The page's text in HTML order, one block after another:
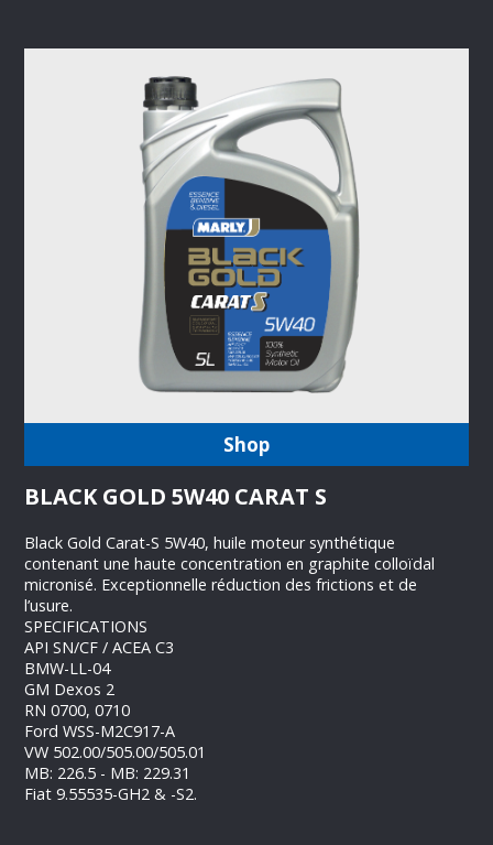
Shop
BLACK GOLD 5W40 CARAT S
Black Gold Carat-S 5W40, huile moteur synthétique
contenant une haute concentration en graphite colloïdal
micronisé. Exceptionnelle réduction des frictions et de
l’usure.
SPECIFICATIONS
API SN/CF / ACEA C3
BMW-LL-04
GM Dexos 2
RN 0700, 0710
Ford WSS-M2C917-A
VW 502.00/505.00/505.01
MB: 226.5 - MB: 229.31
Fiat 9.55535-GH2 & -S2.